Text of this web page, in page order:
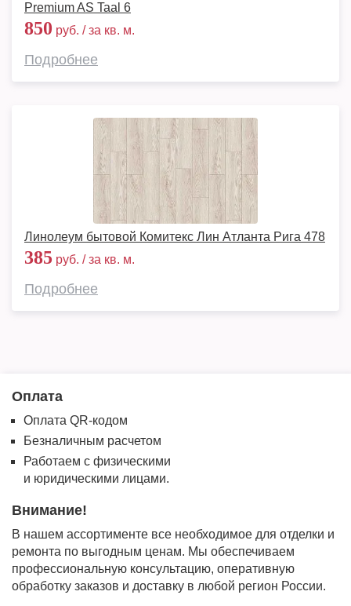
Premium AS Taal 6
850 руб. / за кв. м.
Подробнее
Линолеум бытовой Комитекс Лин Атланта Рига 478
385 руб. / за кв. м.
Подробнее
Оплата
Оплата QR-кодом
Безналичным расчетом
Работаем с физическими
и юридическими лицами.
Внимание!
В нашем ассортименте все необходимое для отделки и
ремонта по выгодным ценам. Мы обеспечиваем
профессиональную консультацию, оперативную
обработку заказов и доставку в любой регион России.